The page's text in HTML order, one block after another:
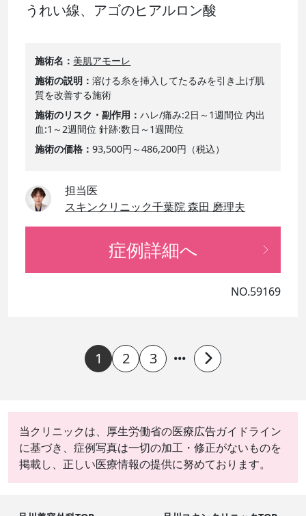
うれい線、アゴのヒアルロン酸
施術名
美肌アモーレ
施術の説明
溶ける糸を挿入してたるみを引き上げ肌
質を改善する施術
施術のリスク・副作用
ハレ/痛み:2日～1週間位 内出
血:1～2週間位 針跡:数日～1週間位
施術の価格
93,500円～486,200円（税込）
担当医
スキンクリニック千葉院 森田 磨理夫
症例詳細へ
NO.59169
1 2 3
当クリニックは、厚生労働省の医療広告ガイドライン
に基づき、症例写真は一切の加工・修正がないものを
掲載し、正しい医療情報の提供に努めております。